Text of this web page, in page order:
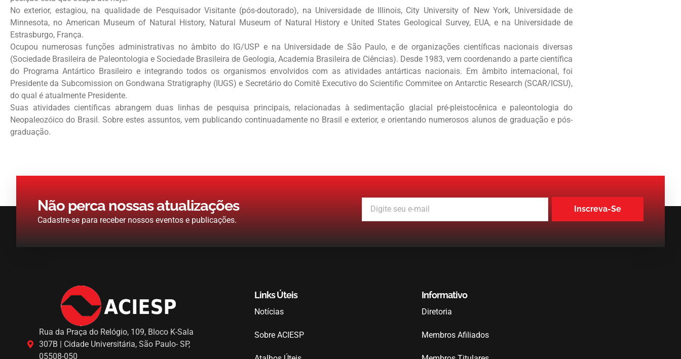
No exterior, estagiou, na qualidade de Pesquisador Visitante (pós-doutorado), na Universidade de Illinois, City University of New York, Universidade de
Minnesota, no American Museum of Natural History, Natural Museum of Natural History e United States Geological Survey, EUA, e na Universidade de
Estrasburgo, França.
Ocupou numerosas funções administrativas no âmbito do IG/USP e na Universidade de São Paulo, e de organizações científicas nacionais diversas
(Sociedade Brasileira de Paleontologia e Sociedade Brasileira de Geologia, Academia Brasileira de Ciências). Desde 1983, vem coordenando a parte científica
do Programa Antártico Brasileiro e integrando todos os organismos envolvidos com as atividades antárticas nacionais. Em âmbito internacional, foi
Presidente da Subcomission on Gondwana Stratigraphy (IUGS) e Secretário do Comitê Executivo do Scientific Commitee on Antarctic Research (SCAR/ICSU),
do qual é atualmente Presidente.
Suas atividades científicas abrangem duas linhas de pesquisa principais, relacionadas à sedimentação glacial pré-pleistocênica e paleontologia do
Neopaleozóico do Brasil. Sobre estes assuntos, vem publicando continuadamente no Brasil e exterior, e orientando numerosos alunos de graduação e pós-
graduação.
Não perca nossas atualizações
Cadastre-se para receber nossos eventos e publicações.
Inscreva-Se
Rua da Praça do Relógio, 109, Bloco K-Sala
307B | Cidade Universitária, São Paulo- SP,
05508-050
Links Úteis
Notícias
Sobre ACIESP
Informativo
Diretoria
Membros Afiliados